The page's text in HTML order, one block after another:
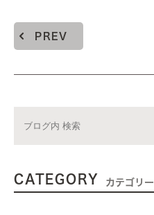
PREV
CATEGORY カテゴリー